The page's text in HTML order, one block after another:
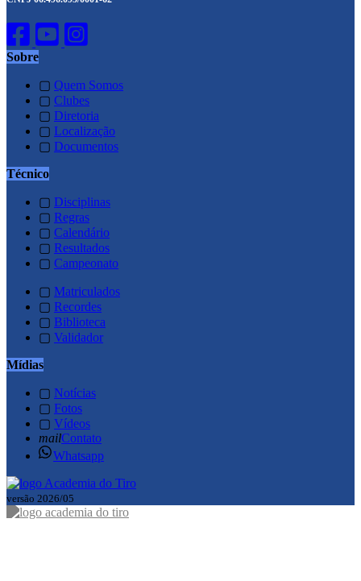
Sobre
▢ Quem Somos
▢ Clubes
▢ Diretoria
▢ Localização
▢ Documentos
Técnico
▢ Disciplinas
▢ Regras
▢ Calendário
▢ Resultados
▢ Campeonato
▢ Matriculados
▢ Recordes
▢ Biblioteca
▢ Validador
Mídias
▢ Notícias
▢ Fotos
▢ Vídeos
mailContato
Whatsapp
versão 2026/05